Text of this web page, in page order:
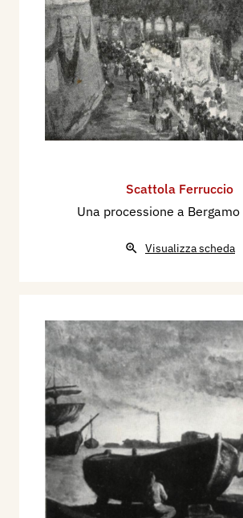
Scattola Ferruccio
Una processione a Bergamo
Visualizza scheda